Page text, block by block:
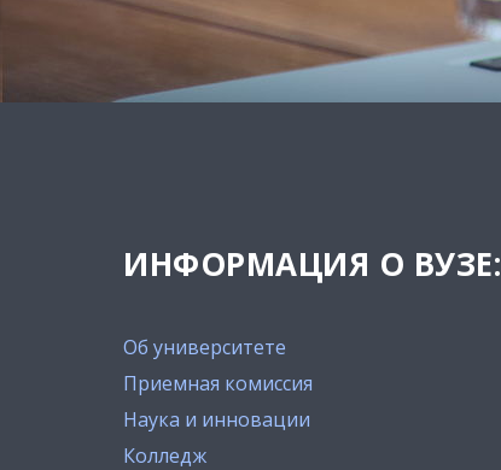
ИНФОРМАЦИЯ О ВУЗЕ:
Об университете
Приемная комиссия
Наука и инновации
Колледж